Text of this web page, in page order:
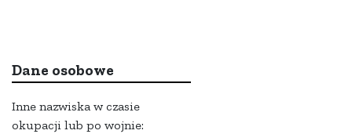
Dane osobowe
Inne nazwiska w czasie
okupacji lub po wojnie: